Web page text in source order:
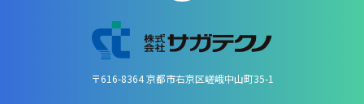
〒616-8364 京都市右京区嵯峨中山町35-1